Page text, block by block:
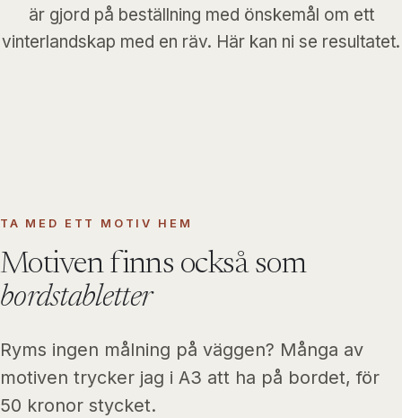
är gjord på beställning med önskemål om ett
vinterlandskap med en räv. Här kan ni se resultatet.
TA MED ETT MOTIV HEM
Motiven finns också som
bordstabletter
Ryms ingen målning på väggen? Många av
motiven trycker jag i A3 att ha på bordet, för
50 kronor stycket.